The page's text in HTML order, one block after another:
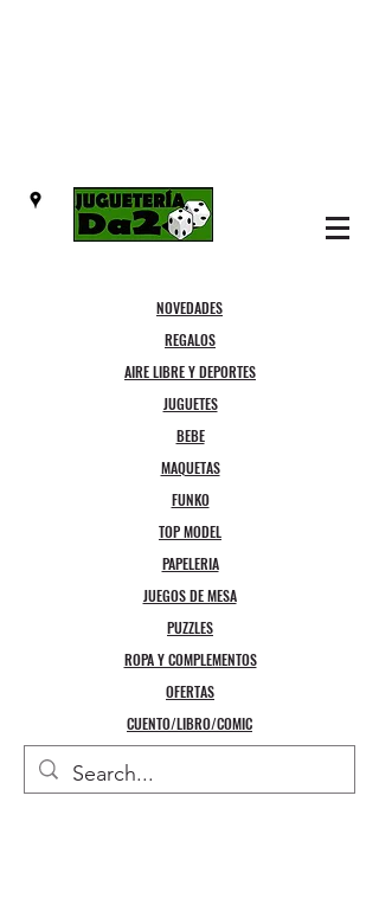
NOVEDADES
REGALOS
AIRE LIBRE Y DEPORTES
JUGUETES
BEBE
MAQUETAS
FUNKO
TOP MODEL
PAPELERIA
JUEGOS DE MESA
PUZZLES
ROPA Y COMPLEMENTOS
OFERTAS
CUENTO/LIBRO/COMIC